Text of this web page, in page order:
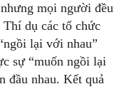
mọi người đều
dụ các tổ chức
lại với nhau”
sự “muốn ngồi lại
đầu nhau. Kết quả